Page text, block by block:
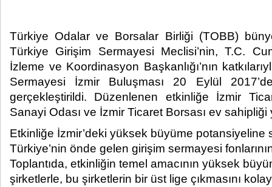
Türkiye Odalar ve Borsalar Birliği (TOBB)
Türkiye Girişim Sermayesi Meclisi’nin, T.C.
İzleme ve Koordinasyon Başkanlığı’nın
Sermayesi İzmir Buluşması 20 Eylül
gerçekleştirildi. Düzenlenen etkinliğe İzmir
Sanayi Odası ve İzmir Ticaret Borsası ev sahipliği
Etkinliğe İzmir’deki yüksek büyüme potansiyeline
Türkiye’nin önde gelen girişim sermayesi
Toplantıda, etkinliğin temel amacının yüksek
şirketlerle, bu şirketlerin bir üst lige çıkmasını